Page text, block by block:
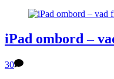
iPad ombord –
30